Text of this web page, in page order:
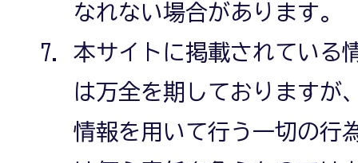
なれない場合があります。
本サイトに掲載されている
は万全を期しておりますが
情報を用いて行う一切の行